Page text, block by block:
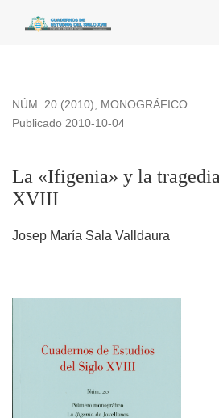
NÚM. 20 (2010), MONOGRÁFICO
La «Ifigenia» y la
XVIII
Publicado 2010-10-04
Josep María Sala Valldaura